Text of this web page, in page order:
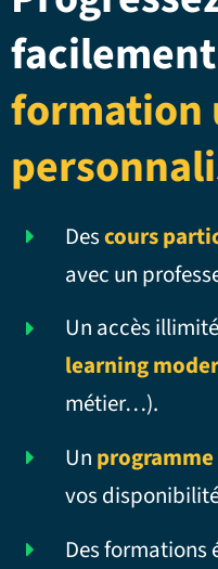
formation
Descours
avec un
Un accès
learning
métier…).
Un
vos
Des formations